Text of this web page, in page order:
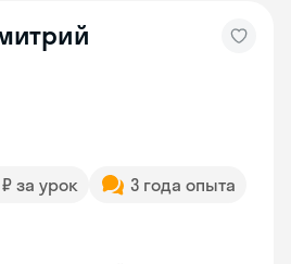
₽ за урок
3 года опыта